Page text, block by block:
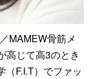
MAMEW骨筋メ
高じて高3のとき
F.I.T）でファッ